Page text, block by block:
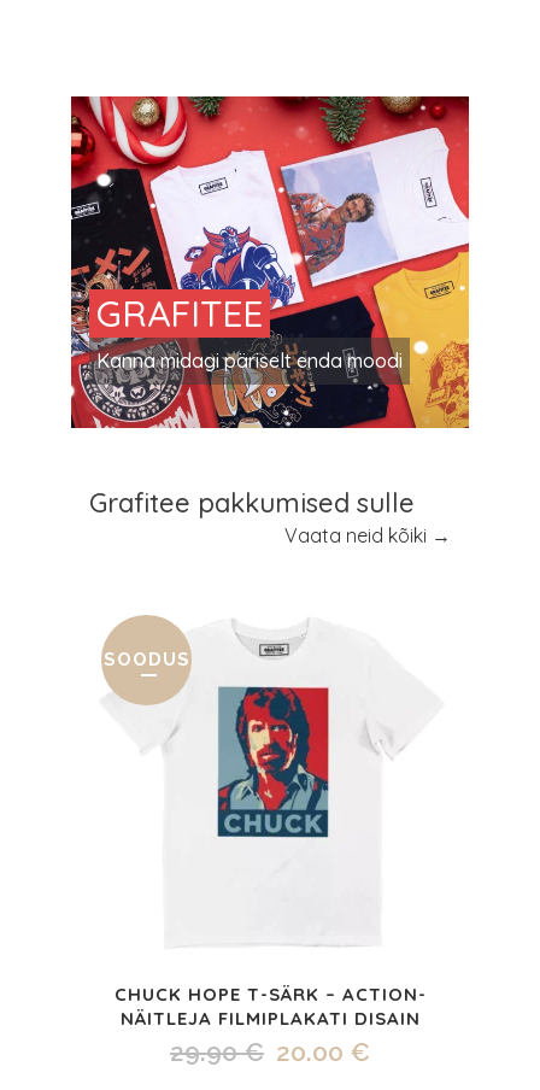
GRAFITEE
Kanna midagi päriselt enda moodi
Grafitee pakkumised sulle
Vaata neid kõiki →
SOODUS
tootel
CHUCK HOPE T-SÄRK – ACTION-
NÄITLEJA FILMIPLAKATI DISAIN
29.90€ Algne
20.00 €